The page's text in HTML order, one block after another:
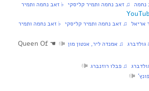
♫ זאב נחמה ותמיר קליסקי‏ ♭ זאב נחמה ותמיר
אריאל‏ ♫ זאב נחמה ותמיר קליסקי‏ ♭ זאב נחמה ותמיר
♫ אמנדה ליר, אנטון מון ☚
Queen Of
♫ פבלו רוזנברג